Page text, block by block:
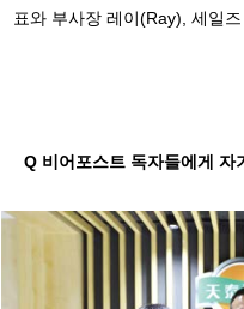
표와 부사장 레이(Ray), 세일
Q 비어포스트 독자들에게 자